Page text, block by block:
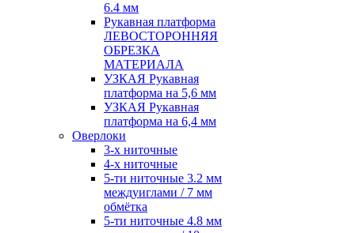
6.4 мм
Рукавная платформа
ЛЕВОСТОРОННЯЯ
ОБРЕЗКА
МАТЕРИАЛА
УЗКАЯ Рукавная
платформа на 5,6 мм
УЗКАЯ Рукавная
платформа на 6,4 мм
Оверлоки
3-х ниточные
4-х ниточные
5-ти ниточные 3.2 мм
междуиглами / 7 мм
обмётка
5-ти ниточные 4.8 мм